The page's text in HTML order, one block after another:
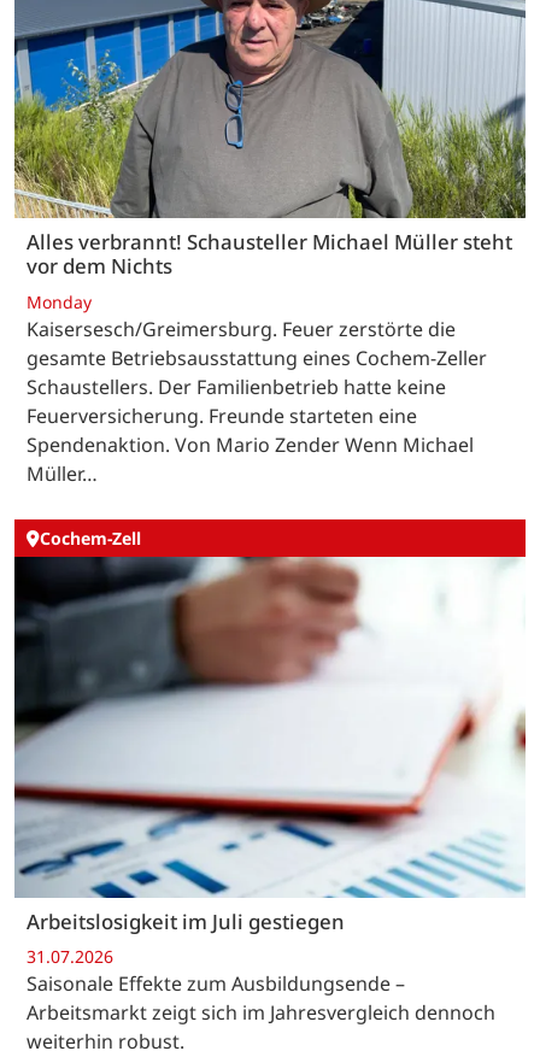
Alles verbrannt! Schausteller Michael Müller steht
vor dem Nichts
Monday
Kaisersesch/Greimersburg. Feuer zerstörte die
gesamte Betriebsausstattung eines Cochem-Zeller
Schaustellers. Der Familienbetrieb hatte keine
Feuerversicherung. Freunde starteten eine
Spendenaktion. Von Mario Zender Wenn Michael
Müller…
Cochem-Zell
Arbeitslosigkeit im Juli gestiegen
31.07.2026
Saisonale Effekte zum Ausbildungsende –
Arbeitsmarkt zeigt sich im Jahresvergleich dennoch
weiterhin robust.